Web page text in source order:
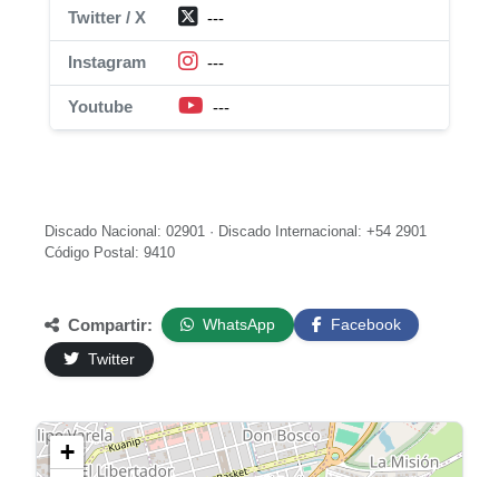
Twitter / X ---
Instagram ---
Youtube ---
Discado Nacional: 02901 · Discado Internacional: +54 2901
Código Postal: 9410
Compartir: WhatsApp
Facebook
Twitter
+